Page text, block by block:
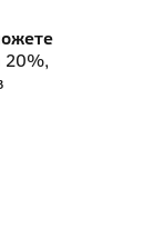
20%,